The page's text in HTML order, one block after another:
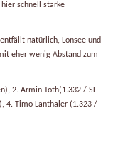
schnell starke
natürlich, Lonsee und
eher wenig Abstand zum
2. Armin Toth(1.332 / SF
4. Timo Lanthaler (1.323 /